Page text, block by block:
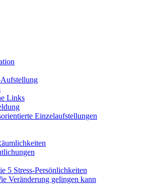
Links
Einzelaufstellungen
5 Stress-Persönlichkeiten
Veränderung gelingen kann